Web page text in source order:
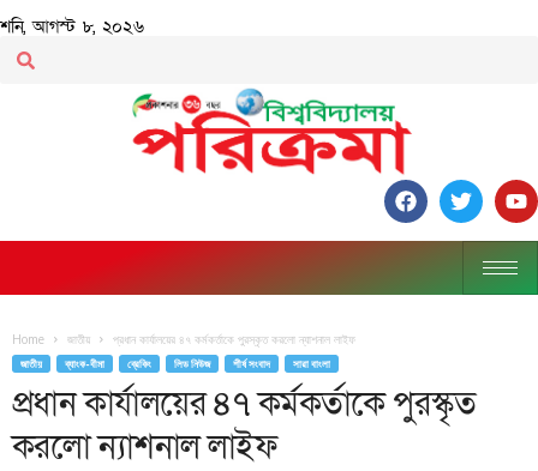
শনি, আগস্ট ৮, ২০২৬
Home জাতীয় প্রধান কার্যালয়ের ৪৭ কর্মকর্তাকে পুরস্কৃত করলো ন্যাশনাল লাইফ
জাতীয় ব্যাংক-বীমা ব্রেকিং লিড নিউজ শীর্ষ সংবাদ সারা বাংলা
প্রধান কার্যালয়ের ৪৭ কর্মকর্তাকে পুরস্কৃত
করলো ন্যাশনাল লাইফ